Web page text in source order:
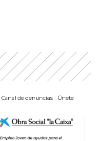
Canal de denuncias Únete